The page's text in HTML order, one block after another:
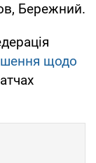
Бережний.
щодо